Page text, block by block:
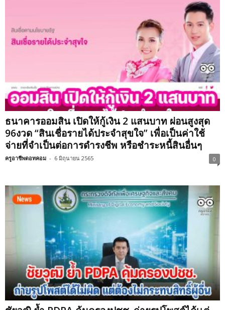
ธนาคารออมสิน เปิดให้กู้เงิน 2 แสนบาท ผ่อนสูงสุด
96งวด “สินเชื่อรายได้ประจำสุขใจ” เพื่อเป็นค่าใช้
จ่ายที่จำเป็นต่อการดำรงชีพ หรือชำระหนี้สินอื่นๆ
ครูอาชีพดอทคอม - 6 มิถุนายน 2565 0